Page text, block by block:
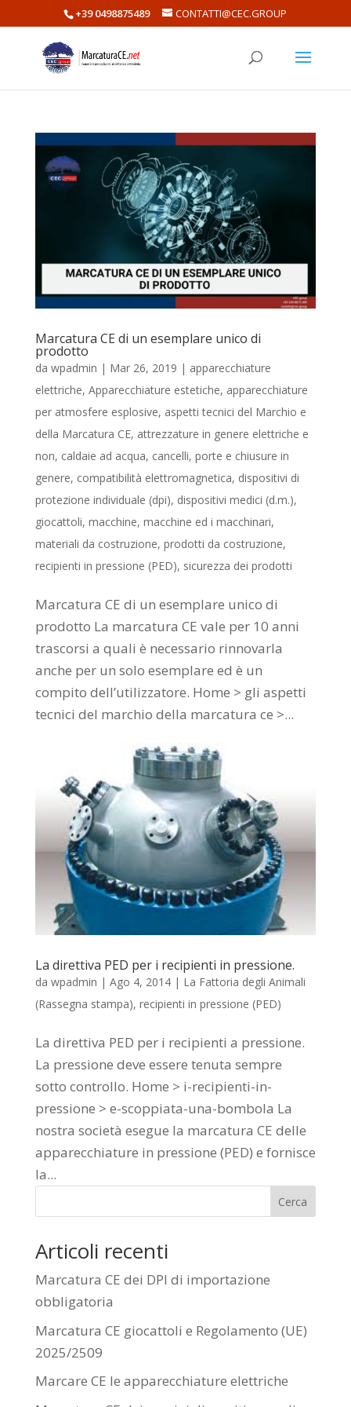
+39 0498875489 CONTATTI@CEC.GROUP
Marcatura CE di un esemplare unico di
prodotto
da wpadmin | Mar 26, 2019 | apparecchiature
elettriche, Apparecchiature estetiche, apparecchiature
per atmosfere esplosive, aspetti tecnici del Marchio e
della Marcatura CE, attrezzature in genere elettriche e
non, caldaie ad acqua, cancelli, porte e chiusure in
genere, compatibilità elettromagnetica, dispositivi di
protezione individuale (dpi), dispositivi medici (d.m.),
giocattoli, macchine, macchine ed i macchinari,
materiali da costruzione, prodotti da costruzione,
recipienti in pressione (PED), sicurezza dei prodotti
Marcatura CE di un esemplare unico di
prodotto La marcatura CE vale per 10 anni
trascorsi a quali è necessario rinnovarla
anche per un solo esemplare ed è un
compito dell’utilizzatore. Home > gli aspetti
tecnici del marchio della marcatura ce >...
La direttiva PED per i recipienti in pressione.
da wpadmin | Ago 4, 2014| La Fattoria degli Animali
(Rassegna stampa), recipienti in pressione (PED)
La direttiva PED per i recipienti a pressione.
La pressione deve essere tenuta sempre
sotto controllo. Home > i-recipienti-in-
pressione > e-scoppiata-una-bombola La
nostra società esegue la marcatura CE delle
apparecchiature in pressione (PED) e fornisce
la...
Cerca
Articoli recenti
Marcatura CE dei DPI di importazione
obbligatoria
Marcatura CE giocattoli e Regolamento (UE)
2025/2509
Marcare CE le apparecchiature elettriche